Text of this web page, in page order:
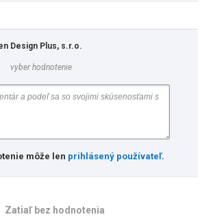
Design Plus, s.r.o.
vyber hodnotenie
môže len prihlásený používateľ.
Zatiaľ bez hodnotenia